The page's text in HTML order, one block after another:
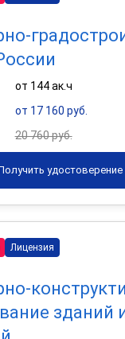
от 144 ак.ч
от 17 160 руб.
20 760 руб.
удостоверение
Лицензия
зданий